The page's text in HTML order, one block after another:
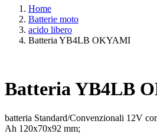
Home
Batterie moto
acido libero
Batteria YB4LB OKYAMI
Batteria YB4LB
batteria Standard/Convenzionali 12V
Ah 120x70x92 mm;